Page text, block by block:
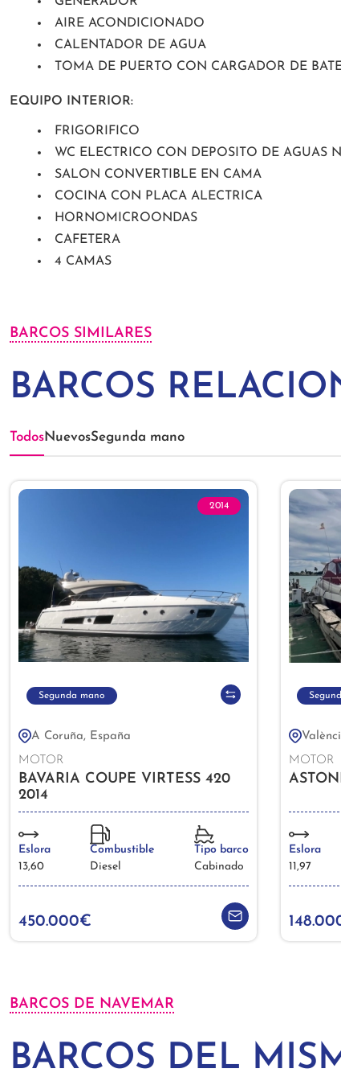
AIRE ACONDICIONADO
CALENTADOR DE AGUA
TOMA DE PUERTO CON CARGADOR DE
EQUIPO INTERIOR:
FRIGORIFICO
WC ELECTRICO CON DEPOSITO DE AGUAS
SALON CONVERTIBLE EN CAMA
COCINA CON PLACA ALECTRICA
HORNOMICROONDAS
CAFETERA
4 CAMAS
BARCOS SIMILARES
BARCOS
TodosNuevosSegunda mano
2014
Segunda mano
A Coruña, España
MOTOR
BAVARIA COUPE VIRTESS 420
2014
Eslora
13,60
Combustible
Diesel
Tipo barco
Cabinado
450.000€
MOTOR
Eslora
11,97
BARCOS DE NAVEMAR
BARCOS DEL